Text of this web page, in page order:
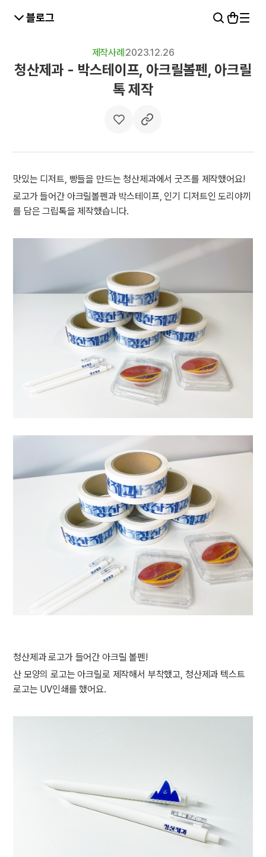
블로그
제작사례 2023.12.26
청산제과 - 박스테이프, 아크릴볼펜, 아크릴
톡 제작
맛있는 디저트, 빵들을 만드는 청산제과에서 굿즈를 제작했어요!
로고가 들어간 아크릴볼펜과 박스테이프, 인기 디저트인 도리야끼
를 담은 그립톡을 제작했습니다.
청산제과 로고가 들어간 아크릴 볼펜!
산 모양의 로고는 아크릴로 제작해서 부착했고, 청산제과 텍스트
로고는 UV인쇄를 했어요.